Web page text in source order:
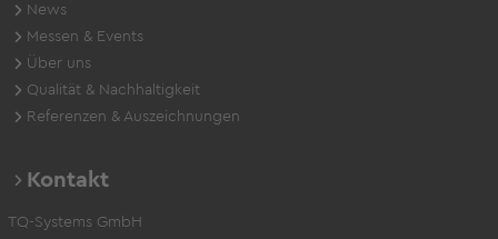
News
Messen & Events
Über uns
Qualität & Nachhaltigkeit
Referenzen & Auszeichnungen
Kontakt
TQ-Systems GmbH